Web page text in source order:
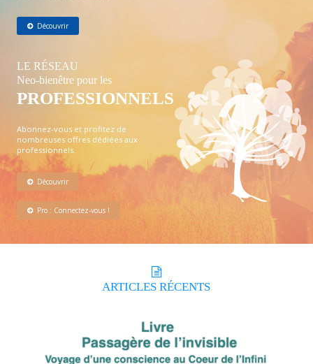
Découvrir
LE RÉSEAU
Neo-bienêtre pour les
PROFESSIONNELS
Abonnez-vous et profitez de
nombreuses offres dédiées aux
professionnels.
Découvrir
Pro : Connectez-vous !
ARTICLES RÉCENTS